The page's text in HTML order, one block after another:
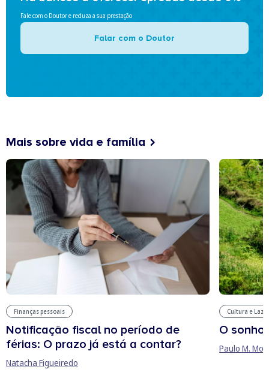
Fale com o Doutor e reduza a sua prestação
Falar com o Doutor
Mais sobre vida e família
Finanças pessoais
Notificação fiscal no período de
férias: O prazo já está a contar?
Natacha Figueiredo
Cultura e
O sonho
Paulo M.